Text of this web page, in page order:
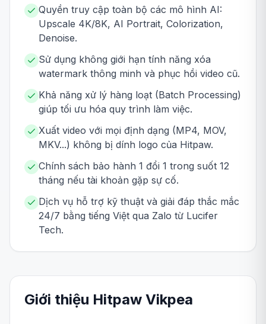
Quyền truy cập toàn bộ các mô hình AI:
Upscale 4K/8K, AI Portrait, Colorization,
Denoise.
Sử dụng không giới hạn tính năng xóa
watermark thông minh và phục hồi video cũ.
Khả năng xử lý hàng loạt (Batch Processing)
giúp tối ưu hóa quy trình làm việc.
Xuất video với mọi định dạng (MP4, MOV,
MKV...) không bị dính logo của Hitpaw.
Chính sách bảo hành 1 đổi 1 trong suốt 12
tháng nếu tài khoản gặp sự cố.
Dịch vụ hỗ trợ kỹ thuật và giải đáp thắc mắc
24/7 bằng tiếng Việt qua Zalo từ Lucifer
Tech.
Giới thiệu Hitpaw Vikpea